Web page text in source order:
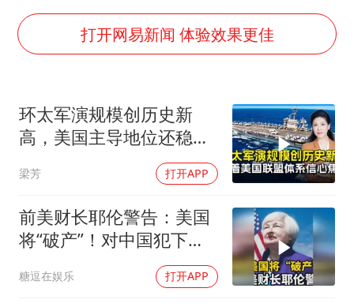
胡彦斌获《歌手2026》歌王
79岁老人被城管撞倒后离世案一审开庭
2名小孩玩手机低头幅度近乎折叠
四川宜宾地震网友称睡觉被摇醒
夯实基础开新局
打开网易新闻 体验效果更佳
环太军演规模创历史新
高，美国主导地位还稳得
梁芳 打开APP
前美财长耶伦警告：美国
将“破产”！对中国犯下两
糖逗在娱乐 打开APP